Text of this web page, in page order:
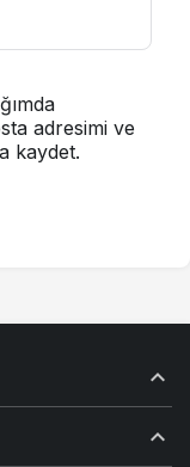
adresimi ve
kaydet.